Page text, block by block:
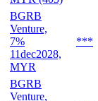
BGRB
Venture,
7%
11dec2028,
MYR
***
BGRB
Venture,